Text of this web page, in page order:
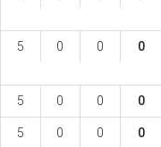
5 0 0 0
5 0 0 0
5 0 0 0